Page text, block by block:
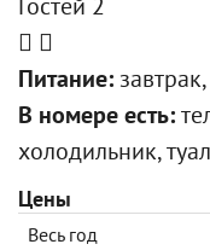
Гостей 2
Питание:
В номере есть:
холодильник,
Цены
Весь год